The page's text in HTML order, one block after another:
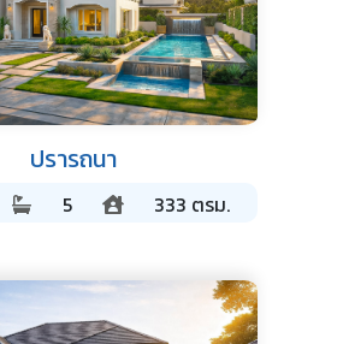
ปรารถนา
5 333 ตรม.